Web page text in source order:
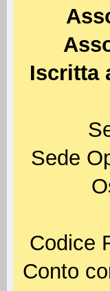
Iscritta
Sede
Codice
Conto